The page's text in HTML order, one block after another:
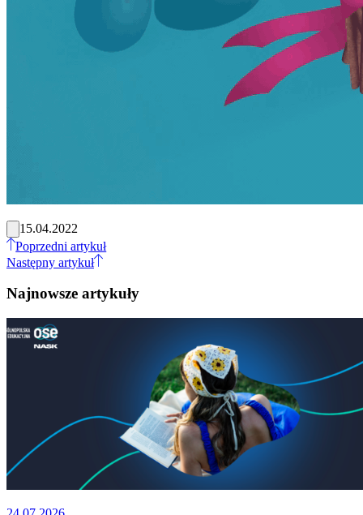
15.04.2022
Poprzedni artykuł
Następny artykuł
Najnowsze artykuły